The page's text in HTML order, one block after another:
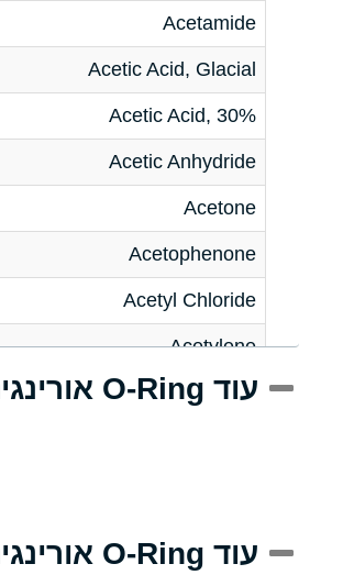
Acetamide
Acetic Acid, Glacial
Acetic Acid, 30%
Acetic Anhydride
Acetone
Acetophenone
Acetyl Chloride
Acetylene
Acrlylonitrile
Aluminum Acetate (Aqueous)
עוד O-Ring אורינגים מאותו הגודל
עוד O-Ring אורינגים מאותו החומר